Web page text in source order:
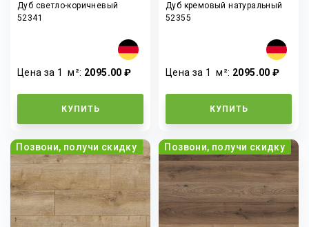
Дуб светло-коричневый
52341
Цена за 1м²: 2095.00 ₽
КУПИТЬ
Дуб кремовый натуральный
52355
Цена за 1м²: 2095.00 ₽
КУПИТЬ
Позвони, получи скидку Позвони, получи скидку